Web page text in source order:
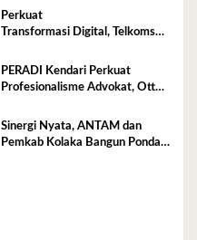
Fadil Indah
Perkuat
Transformasi Digital, Telkomsel
Kota Kendari
PERADI Kendari Perkuat
Profesionalisme Advokat, Otto
Jaga Integritas
Sinergi Nyata, ANTAM dan
Pemkab Kolaka Bangun Pondasi